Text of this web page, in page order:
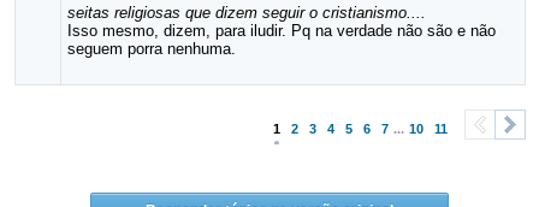
seitas religiosas que dizem seguir o cristianismo....
Isso mesmo, dizem, para iludir. Pq na verdade não são e não
seguem porra nenhuma.
1 2 3 4 5 6 7 ... 10 11
>